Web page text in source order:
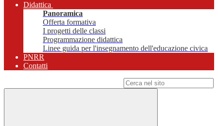
Didattica
Panoramica
Offerta formativa
I progetti delle classi
Programmazione didattica
Linee guida per l'insegnamento dell'educazione civica
PNRR
Contatti